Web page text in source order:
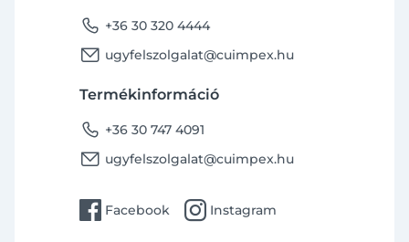
phone +36 30 320 4444
email ugyfelszolgalat@cuimpex.hu
Termékinformáció
phone +36 30 747 4091
email ugyfelszolgalat@cuimpex.hu
facebook Facebook instagram Instagram